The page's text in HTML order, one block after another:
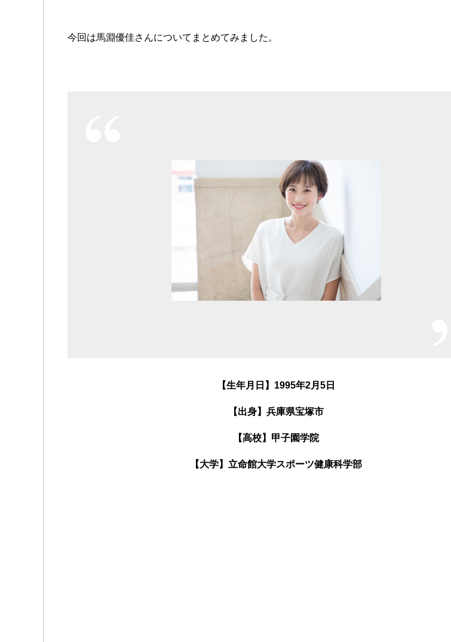
今回は馬淵優佳さんについてまとめてみました。
【生年月日】1995年2月5日
【出身】兵庫県宝塚市
【高校】甲子園学院
【大学】立命館大学スポーツ健康科学部